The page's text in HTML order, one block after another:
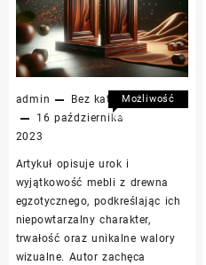
admin
Bez kategorii
16 października
2023
Możliwość
komentowania
egzotycznego:
piękno
i
trwałość
Artykuł opisuje urok i
wyjątkowość mebli z drewna
egzotycznego, podkreślając ich
niepowtarzalny charakter,
trwałość oraz unikalne walory
wizualne. Autor zachęca